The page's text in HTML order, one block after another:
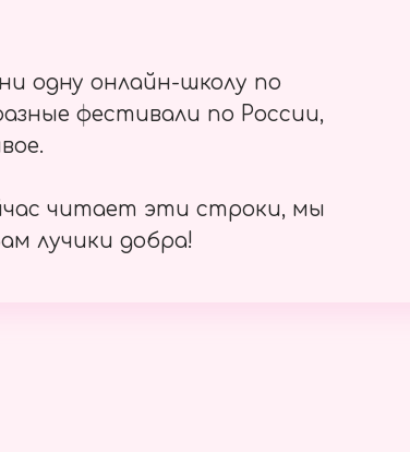
одну онлайн-школу по
фестивали по России,
читает эти строки, мы
лучики добра!